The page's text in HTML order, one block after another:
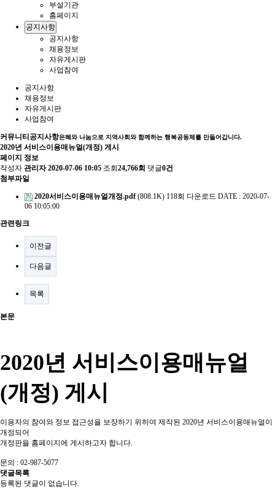
부설기관
홈페이지
공지사항
공지사항
채용정보
자유게시판
사업참여
공지사항
채용정보
자유게시판
사업참여
커뮤니티 공지사항은혜와 나눔으로 지역사회와 함께하는 행복공동체를 만들어갑니다.
2020년 서비스이용매뉴얼(개정) 게시
페이지 정보
작성자 관리자 2020-07-06 10:05 조회 24,766회 댓글0건
첨부파일
2020서비스이용매뉴얼개정.pdf(808.1K) 118회 다운로드 DATE : 2020-07-
06 10:05:00
관련링크
이전글
다음글
목록
본문
2020년 서비스이용매뉴얼
(개정) 게시
이용자의 참여와 정보 접근성을 보장하기 위하여 제작된 2020년 서비스이용매뉴얼이
개정되어
개정판을 홈페이지에 게시하고자 합니다.
문의 : 02-987-5077
댓글목록
등록된 댓글이 없습니다.